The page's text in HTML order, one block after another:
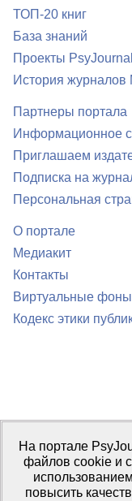
ТОП-20 книг
База знаний
Проекты
История
Партнеры портала
Информационное
Приглашаем
Подписка на
Персональная
О портале
Медиакит
Контакты
Виртуальные фоны
Кодекс этики
Портал
Правила
Свидетельство
2016 г.
На портале
файлов cookie и
повысить